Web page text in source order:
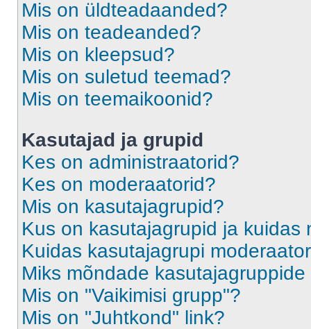
Mis on üldteadaanded?
Mis on teadeanded?
Mis on kleepsud?
Mis on suletud teemad?
Mis on teemaikoonid?
Kasutajad ja grupid
Kes on administraatorid?
Kes on moderaatorid?
Mis on kasutajagrupid?
Kus on kasutajagrupid ja kuidas
Kuidas kasutajagrupi
Miks mõndade
Mis on "Vaikimisi grupp"?
Mis on "Juhtkond" link?